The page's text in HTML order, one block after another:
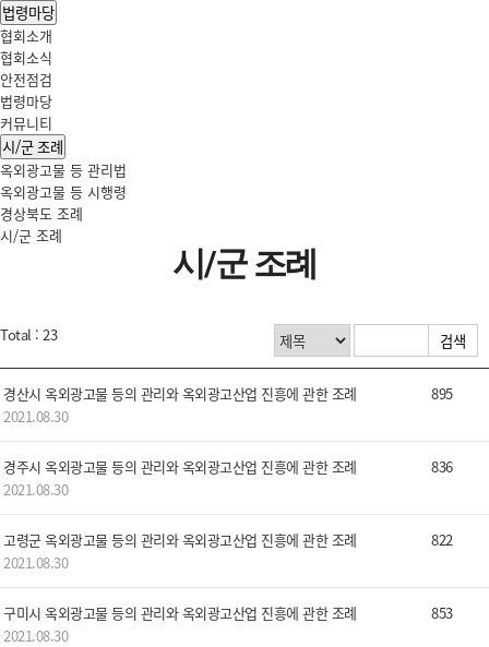
법령마당
협회소개
협회소식
안전점검
법령마당
커뮤니티
시/군 조례
옥외광고물 등 관리법
옥외광고물 등 시행령
경상북도 조례
시/군 조례
시/군 조례
Total : 23
경산시 옥외광고물 등의 관리와 옥외광고산업 진흥에 관한 조례
2021.08.30
895
경주시 옥외광고물 등의 관리와 옥외광고산업 진흥에 관한 조례
2021.08.30
836
고령군 옥외광고물 등의 관리와 옥외광고산업 진흥에 관한 조례
2021.08.30
822
구미시 옥외광고물 등의 관리와 옥외광고산업 진흥에 관한 조례
2021.08.30
853